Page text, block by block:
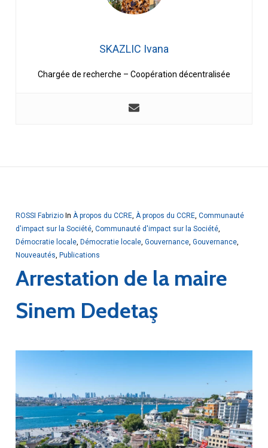
SKAZLIC Ivana
Chargée de recherche – Coopération décentralisée
ROSSI Fabrizio In À propos du CCRE, À propos du CCRE, Communauté
d'impact sur la Société, Communauté d'impact sur la Société,
Démocratie locale, Démocratie locale, Gouvernance, Gouvernance,
Nouveautés, Publications
Arrestation de la maire
Sinem Dedetaş